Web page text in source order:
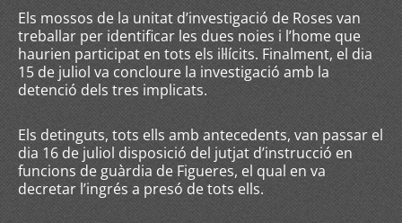
Els mossos de la unitat d’investigació de Roses van
treballar per identificar les dues noies i l’home que
haurien participat en tots els il·lícits. Finalment, el dia
15 de juliol va concloure la investigació amb la
detenció dels tres implicats.
Els detinguts, tots ells amb antecedents, van passar el
dia 16 de juliol disposició del jutjat d’instrucció en
funcions de guàrdia de Figueres, el qual en va
decretar l’ingrés a presó de tots ells.